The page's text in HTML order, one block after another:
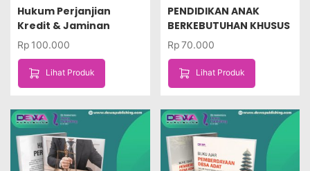
Hukum Perjanjian
Kredit & Jaminan
Rp 100.000
Lihat Produk
PENDIDIKAN ANAK
BERKEBUTUHAN KHUSUS
Rp70.000
Lihat Produk